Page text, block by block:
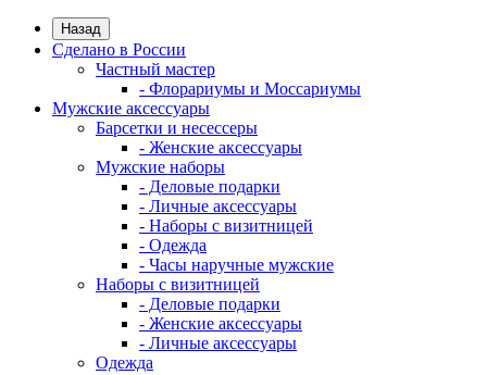
Назад
Сделано в России
Частный мастер
- Флорариумы и Моссариумы
Мужские аксессуары
Барсетки и несессеры
- Женские аксессуары
Мужские наборы
- Деловые подарки
- Личные аксессуары
- Наборы с визитницей
- Одежда
- Часы наручные мужские
Наборы с визитницей
- Деловые подарки
- Женские аксессуары
- Личные аксессуары
Одежда